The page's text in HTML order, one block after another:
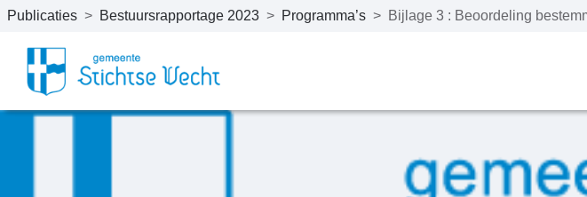
Naar hoofdinhoud
Publicaties > Bestuursrapportage 2023 > Programma’s > Bijlage 3 : Beoordeling